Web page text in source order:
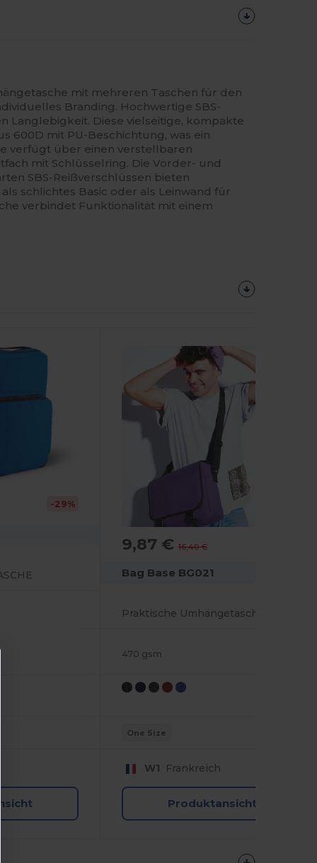
mit mehreren Taschen für den
Branding. Hochwertige SBS-
Langlebigkeit. Diese vielseitige, kompakte
600D mit PU-Beschichtung, was ein
verfügt über einen verstellbaren
mit Schlüsselring. Die Vorder- und
SBS-Reißverschlüssen bieten
schlichtes Basic oder als Leinwand für
verbindet Funktionalität mit einem
-29%
9,87 € 16,40 €
Bag Base BG021
470 gsm
One Size
W1 Frankreich
Produktansicht